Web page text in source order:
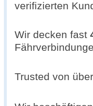
verifizierten
Wir decken fast
Trusted von über